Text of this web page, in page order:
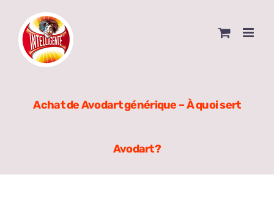
content
Achat de Avodart générique – À quoi sert
Avodart ?